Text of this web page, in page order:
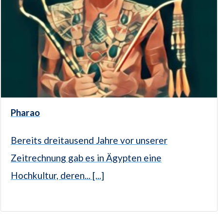
Pharao
Bereits dreitausend Jahre vor unserer
Zeitrechnung gab es in Ägypten eine
Hochkultur, deren... [...]